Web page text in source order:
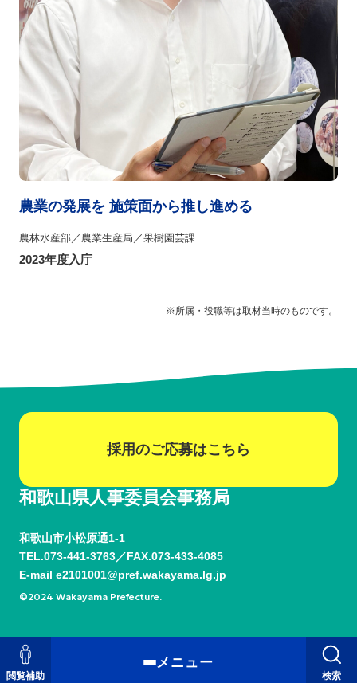
閲覧補助
メニュー
検索
農業の発展を 施策面から推し進める
農林水産部／農業生産局／果樹園芸課
2023年度入庁
※所属・役職等は取材当時のものです。
和歌山県人事委員会事務局
和歌山市小松原通1-1
TEL.073-441-3763
FAX.073-433-4085
E-mail e2101001@pref.wakayama.lg.jp
©2024 Wakayama Prefecture.
採用のご応募はこちら